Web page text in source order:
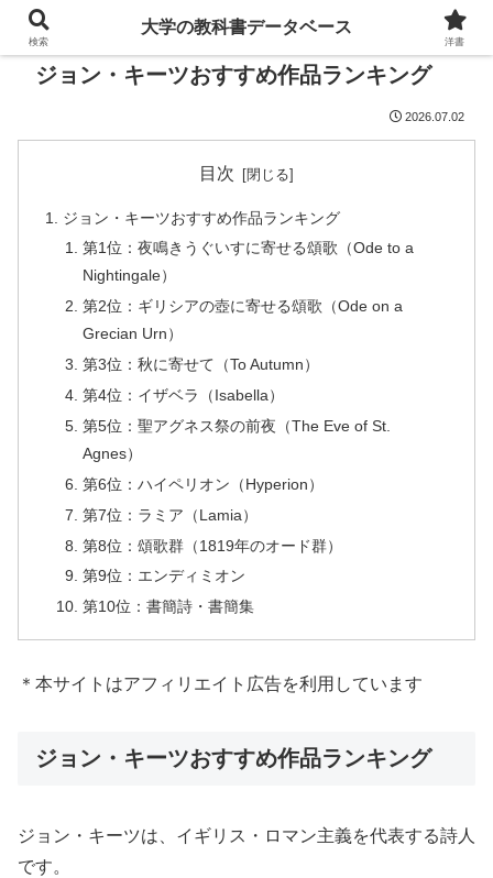
ジョン・キーツおすすめ作品ランキング
2026.07.02
目次
ジョン・キーツおすすめ作品ランキング
第1位：夜鳴きうぐいすに寄せる頌歌（Ode to a
Nightingale）
第2位：ギリシアの壺に寄せる頌歌（Ode on a
Grecian Urn）
第3位：秋に寄せて（To Autumn）
第4位：イザベラ（Isabella）
第5位：聖アグネス祭の前夜（The Eve of St.
Agnes）
第6位：ハイペリオン（Hyperion）
第7位：ラミア（Lamia）
第8位：頌歌群（1819年のオード群）
第9位：エンディミオン
第10位：書簡詩・書簡集
＊本サイトはアフィリエイト広告を利用しています
ジョン・キーツおすすめ作品ランキング
ジョン・キーツは、イギリス・ロマン主義を代表する詩人
です。
検索
大学の教科書データベース
洋書